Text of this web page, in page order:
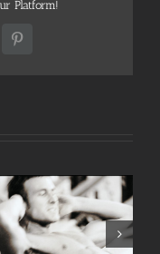
Platform!
Pinterest
手ピカジェルととうも